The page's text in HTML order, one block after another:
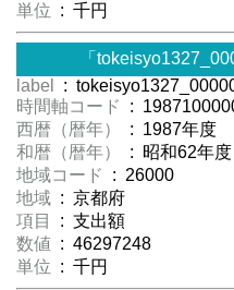
単位 : 千円
「
label
:
時間軸コード
:
西暦（暦年）
: 1987年度
和暦（暦年）
: 昭和62年度
地域コード
: 26000
地域 : 京都府
項目
: 支出額
数値 : 46297248
単位 : 千円